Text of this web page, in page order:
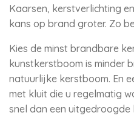
Kaarsen, kerstverlichting
kans op brand groter. Zo
Kies de minst brandbare
kunstkerstboom is minder
natuurlijke kerstboom. En
met kluit die u regelmatig
snel dan een